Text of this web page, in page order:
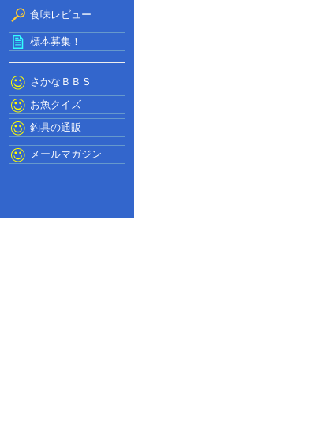
食味レビュー
標本募集！
さかなＢＢＳ
お魚クイズ
釣具の通販
メールマガジン